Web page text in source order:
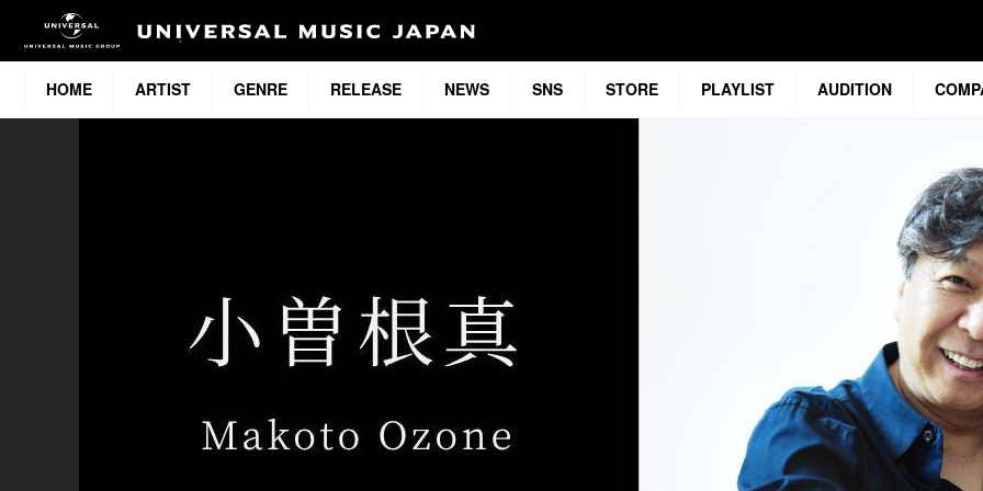
HOME ARTIST GENRE RELEASE NEWS SNS STORE PLAYLIST AUDITION